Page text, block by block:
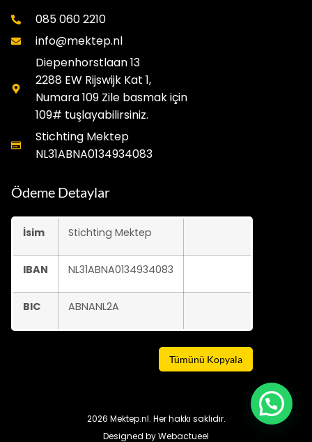
085 060 2210
info@mektep.nl
Diepenhorstlaan 13
2288 EW Rijswijk Kat 1,
Numara 109 Zile basmak için
109# tuşlayabilirsiniz.
Stichting Mektep
NL31ABNA0134934083
Ödeme Detaylar
İsim Stichting Mektep
IBAN NL31ABNA0134934083
BIC ABNANL2A
Tümünü Kopyala
2026 Mektep.nl. Her hakkı saklıdır.
Designed byWebactueel